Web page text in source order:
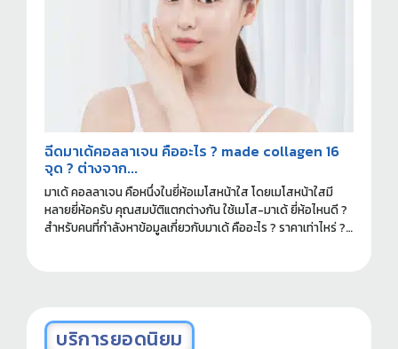
บริการยอดนิยม
ฉีดมาเด้คอลลาเจน คืออะไร ? made collagen 16
จุด ? ต่างจาก...
มาเด้ คอลลาเจน คือหนึ่งในยี่ห้อเมโสหน้าใส โดยเมโสหน้าใสมี
หลายยี่ห้อครับ คุณสมบัติแตกต่างกัน ใช้เมโส-มาเด้ ยี่ห้อไหนดี ?
สำหรับคนที่กำลังหาข้อมูลเกี่ยวกับมาเด้ คืออะไร ? ราคาเท่าไหร่ ?